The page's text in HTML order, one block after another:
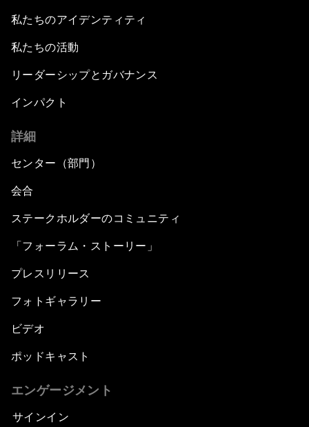
私たちのアイデンティティ
私たちの活動
リーダーシップとガバナンス
インパクト
詳細
センター（部門）
会合
ステークホルダーのコミュニティ
「フォーラム・ストーリー」
プレスリリース
フォトギャラリー
ビデオ
ポッドキャスト
エンゲージメント
サインイン